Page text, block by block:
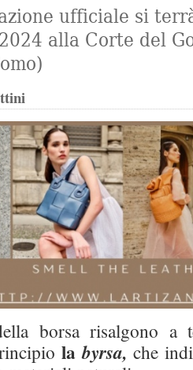
ufficiale si
alla Corte del
borsa risalgono a
labyrsa, che